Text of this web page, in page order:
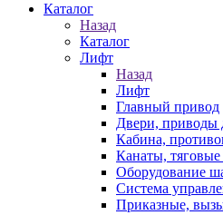
Каталог
Назад
Каталог
Лифт
Назад
Лифт
Главный привод
Двери, приводы
Кабина,
Канаты,
Оборудование
Система
Приказные,